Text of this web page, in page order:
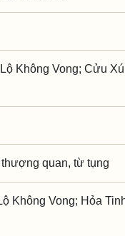
Không Vong; Cửu
quan, từ tụng
Không Vong; Hỏa